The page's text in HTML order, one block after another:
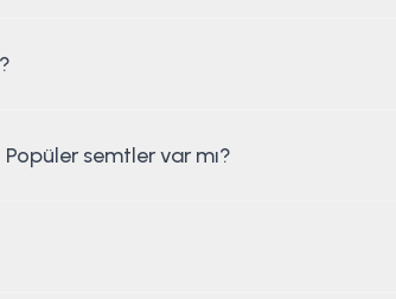
semtler var mı?